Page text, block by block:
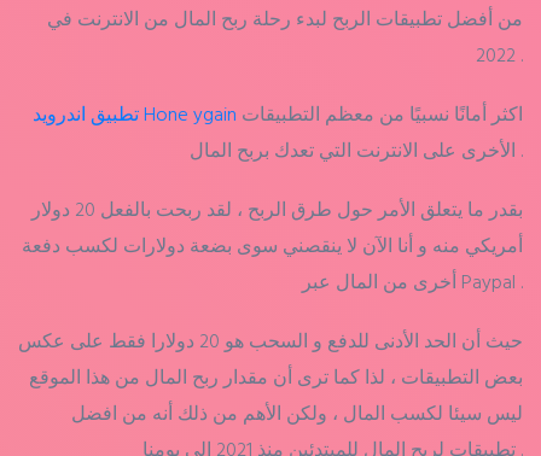
من أفضل تطبيقات الربح لبدء رحلة ربح المال من الانترنت في
2022 .
تطبيق اندرويد Hone ygain
الأخرى على الانترنت التي تعدك بربح المال .
بقدر ما يتعلق الأمر حول طرق الربح ، لقد ربحت بالفعل 20 دولار
أمريكي منه و أنا الآن لا ينقصني سوى بضعة دولارات لكسب دفعة
أخرى من المال عبر Paypal .
حيث أن الحد الأدنى للدفع و السحب هو 20 دولارا فقط على عكس
بعض التطبيقات ، لذا كما ترى أن مقدار ربح المال من هذا الموقع
ليس سيئا لكسب المال ، ولكن الأهم من ذلك أنه من افضل
تطبيقات لربح المال للمبتدئين منذ 2021 إلى يومنا .